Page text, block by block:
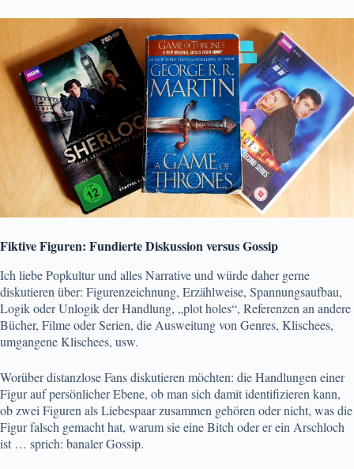
Fiktive Figuren: Fundierte Diskussion versus Gossip
Ich liebe Popkultur und alles Narrative und würde daher gerne
diskutieren über: Figurenzeichnung, Erzählweise, Spannungsaufbau,
Logik oder Unlogik der Handlung, „plot holes“, Referenzen an andere
Bücher, Filme oder Serien, die Ausweitung von Genres, Klischees,
umgangene Klischees, usw.
Worüber distanzlose Fans diskutieren möchten: die Handlungen einer
Figur auf persönlicher Ebene, ob man sich damit identifizieren kann,
ob zwei Figuren als Liebespaar zusammen gehören oder nicht, was die
Figur falsch gemacht hat, warum sie eine Bitch oder er ein Arschloch
ist … sprich: banaler Gossip.